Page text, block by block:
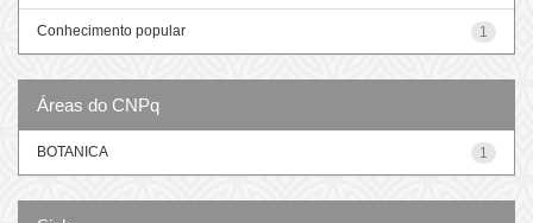
1
Conhecimento popular
Áreas do CNPq
1
BOTANICA